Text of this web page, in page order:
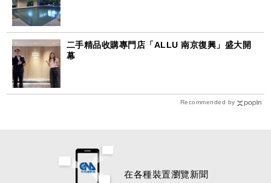
二手精品收購專門店「ALLU 南京復興」盛大開
幕
Recommended by
在各種裝置瀏覽新聞